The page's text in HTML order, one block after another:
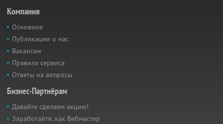
Компания
Основное
Публикации о нас
Вакансии
Правила сервиса
Ответы на вопросы
Бизнес-Партнёрам
Давайте сделаем акцию!
Заработайте, как Вебмастер